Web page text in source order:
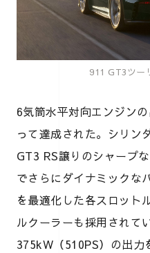
911 GT3ツー
6気筒水平対向エンジン
って達成された。シリン
GT3 RS譲りのシャープ
でさらにダイナミックな
を最適化した各スロット
ルクーラーも採用されて
375kW（510PS）の出力